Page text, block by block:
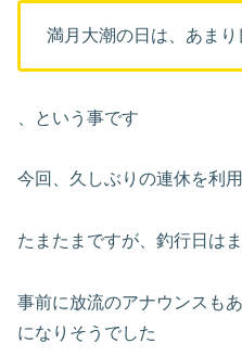
満月大潮の日は、あま
、という事です
今回、久しぶりの連休を利
たまたまですが、釣行日は
事前に放流のアナウンスも
になりそうでした